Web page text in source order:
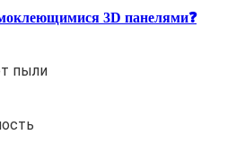
3D панелями❓
пыли